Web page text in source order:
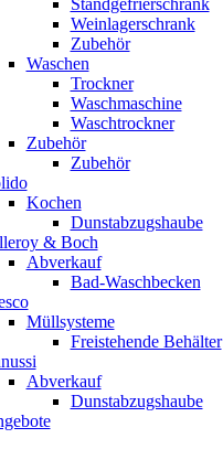
Standgefrierschrank
Weinlagerschrank
Zubehör
Waschen
Trockner
Waschmaschine
Waschtrockner
Zubehör
Zubehör
Kochen
Dunstabzugshaube
& Boch
Abverkauf
Bad-Waschbecken
Müllsysteme
Freistehende Behälter
Abverkauf
Dunstabzugshaube